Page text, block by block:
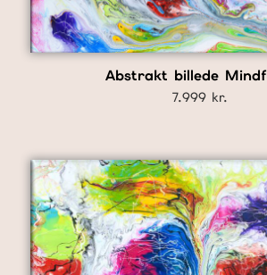
Abstrakt billede
7.999 kr.